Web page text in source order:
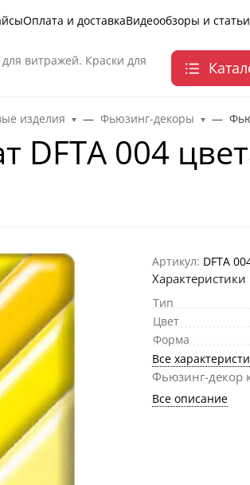
Оплата и доставкаВидеообзоры и статьи
витражей. Краски для
изделия Фьюзинг-декоры
DFTА 004
Артикул: DFTА
Характеристики
Тип
Цвет
Форма
Все
Фьюзинг-декор
Все описание